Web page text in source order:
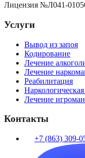
Лицензия №Л041-
Услуги
Вывод из запоя
Кодирование
Лечение
Лечение
Реабилитация
Лечение
Контакты
+7 (863) 309-